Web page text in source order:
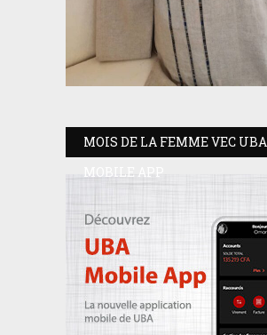
MOIS DE LA FEMME VEC UBA
MOBILE APP